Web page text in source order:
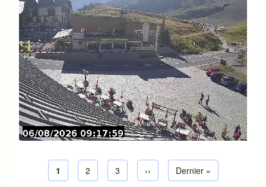
Pagination
Page courante
1 Page default
2 Page default
3 Next page
›› Dernière page
Dernier »